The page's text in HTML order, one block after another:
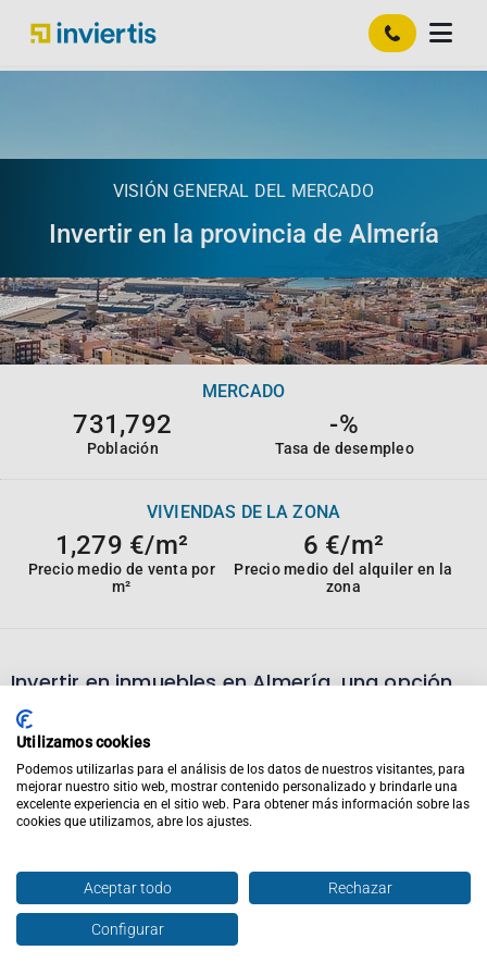
VISIÓN GENERAL DEL MERCADO
Invertir en la provincia de Almería
MERCADO
731,792
Población
-%
Tasa de desempleo
VIVIENDAS DE LA ZONA
1,279 €/m²
Precio medio de venta por
m²
6 €/m²
Precio medio del alquiler en la
zona
Invertir en inmuebles enAlmería,una opción
diferente
Calidad de la provincia
Si estás buscando invertir en inmuebles enAlmería,te
interesará saber algunos datos de la ciudad para tomar
cuenta con una superficie de8,775.76km²
tiene731,792habitantes.
Utilizamos cookies
Podemos utilizarlas para el análisis de los datos de nuestros visitantes, para
mejorar nuestro sitio web, mostrar contenido personalizado y brindarle una
excelente experiencia en el sitio web. Para obtener más información sobre las
cookies que utilizamos, abre los ajustes.
Aceptar todo Rechazar
Configurar